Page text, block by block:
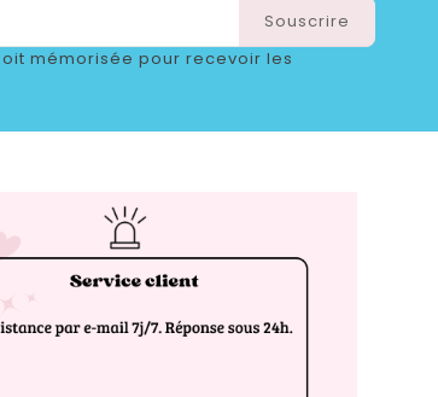
mémorisée pour recevoir les